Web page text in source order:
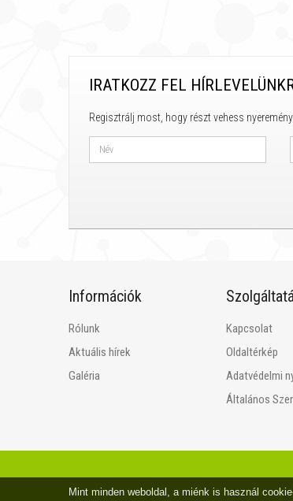
Mint minden weboldal, a miénk is használ
IRATKOZZ FEL
Regisztrálj most, hogy részt vehess
Információk
Rólunk
Aktuális hírek
Galéria
Kapcsolat
Oldaltérkép
Adatvédelmi
Általános